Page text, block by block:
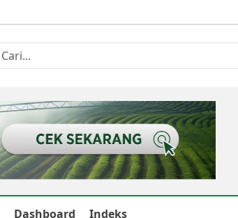
Dashboard Indeks